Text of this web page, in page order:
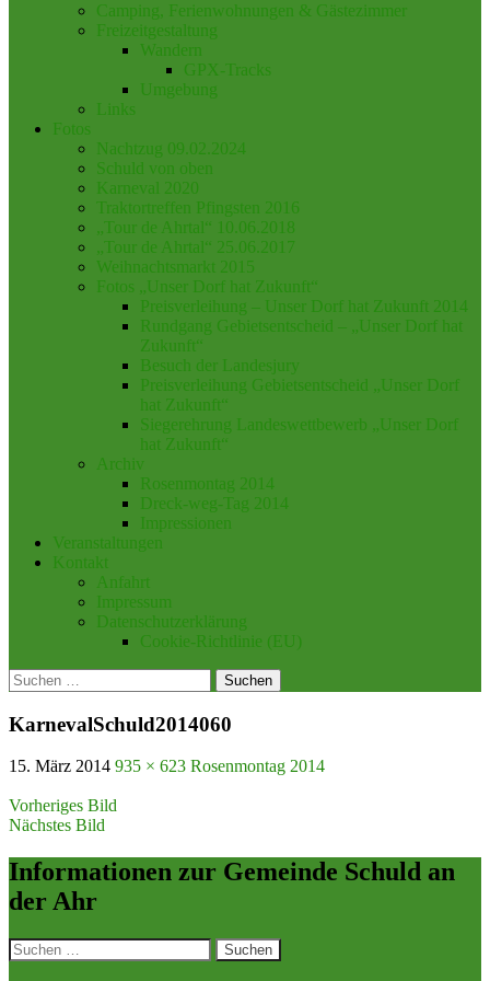
Camping, Ferienwohnungen & Gästezimmer
Freizeitgestaltung
Wandern
GPX-Tracks
Umgebung
Links
Fotos
Nachtzug 09.02.2024
Schuld von oben
Karneval 2020
Traktortreffen Pfingsten 2016
„Tour de Ahrtal“ 10.06.2018
„Tour de Ahrtal“ 25.06.2017
Weihnachtsmarkt 2015
Fotos „Unser Dorf hat Zukunft“
Preisverleihung – Unser Dorf hat Zukunft 2014
Rundgang Gebietsentscheid – „Unser Dorf hat
Zukunft“
Besuch der Landesjury
Preisverleihung Gebietsentscheid „Unser Dorf
hat Zukunft“
Siegerehrung Landeswettbewerb „Unser Dorf
hat Zukunft“
Archiv
Rosenmontag 2014
Dreck-weg-Tag 2014
Impressionen
Veranstaltungen
Kontakt
Anfahrt
Impressum
Datenschutzerklärung
Cookie-Richtlinie (EU)
Suchen
nach:
KarnevalSchuld2014060
15. März 2014 935 × 623 Rosenmontag 2014
Vorheriges Bild
Nächstes Bild
Informationen zur Gemeinde Schuld an
der Ahr
Suchen
nach: